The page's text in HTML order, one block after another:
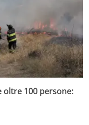
oltre 100 persone: